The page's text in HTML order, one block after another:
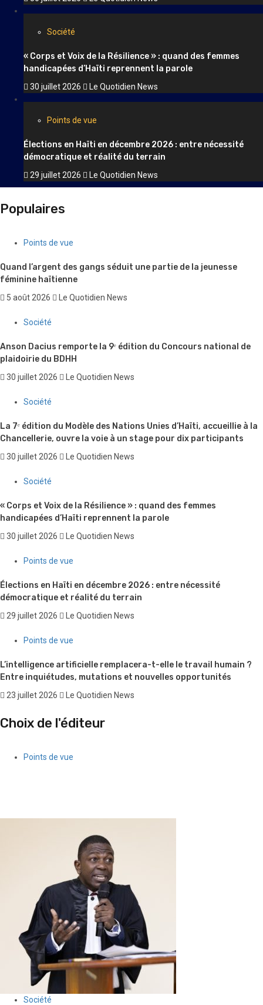
Société
« Corps et Voix de la Résilience » : quand des femmes
handicapées d’Haïti reprennent la parole
30 juillet 2026 Le Quotidien News
Points de vue
Élections en Haïti en décembre 2026 : entre nécessité
démocratique et réalité du terrain
29 juillet 2026 Le Quotidien News
Populaires
Points de vue
Quand l’argent des gangs séduit une partie de la jeunesse
féminine haïtienne
5 août 2026 Le Quotidien News
Société
Anson Dacius remporte la 9ᵉ édition du Concours national de
plaidoirie du BDHH
30 juillet 2026 Le Quotidien News
Société
La 7ᵉ édition du Modèle des Nations Unies d’Haïti, accueillie à la
Chancellerie, ouvre la voie à un stage pour dix participants
30 juillet 2026 Le Quotidien News
Société
« Corps et Voix de la Résilience » : quand des femmes
handicapées d’Haïti reprennent la parole
30 juillet 2026 Le Quotidien News
Points de vue
Élections en Haïti en décembre 2026 : entre nécessité
démocratique et réalité du terrain
29 juillet 2026 Le Quotidien News
Points de vue
L’intelligence artificielle remplacera-t-elle le travail humain ?
Entre inquiétudes, mutations et nouvelles opportunités
23 juillet 2026 Le Quotidien News
Choix de l'éditeur
Points de vue
Société